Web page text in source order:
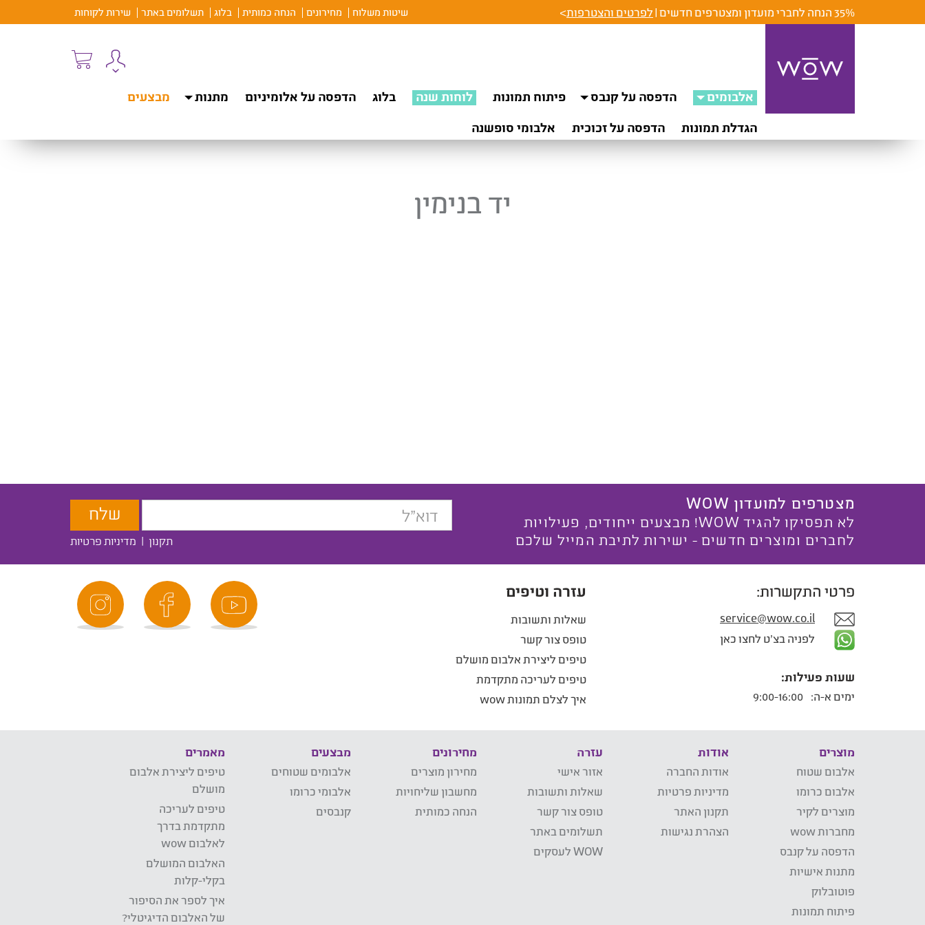
35% הנחה לחברי מועדון ומצטרפים חדשים | לפרטים והצטרפות> שיטות משלוח מחירונים הנחה כמותית בלוג תשלומים באתר שירות לקוחות
אלבומים הדפסה על קנבס פיתוח תמונות לוחות שנה בלוג הדפסה על אלומיניום מתנות
מבצעים
הגדלת תמונות
הדפסה על זכוכית אלבומי סופשנה
יד בנימין
מצטרפים למועדון WOW
לא תפסיקו להגיד WOW! מבצעים ייחודים, פעילויות
לחברים ומוצרים חדשים - ישירות לתיבת המייל שלכם
תקנון | מדיניות פרטיות
פרטי התקשרות:
service@wow.co.il
לפניה בצ'ט לחצו כאן
שעות פעילות:
ימים א-ה:
עזרה וטיפים
שאלות ותשובות
טופס צור קשר
טיפים ליצירת אלבום מושלם
טיפים לעריכה מתקדמת
איך לצלם תמונות wow
מוצרים
אלבום שטוח
אלבום כרומו
מוצרים לקיר
מחברות wow
הדפסה על קנבס
מתנות אישיות
פוטובלוק
פיתוח תמונות
אודות
אודות החברה
מדיניות פרטיות
תקנון האתר
הצהרת נגישות
עזרה
אזור אישי
שאלות ותשובות
טופס צור קשר
תשלומים באתר
WOW לעסקים
מחירונים
מחירון מוצרים
מחשבון שליחויות
הנחה כמותית
מבצעים
אלבומים שטוחים
אלבומי כרומו
קנבסים
מאמרים
טיפים ליצירת אלבום
מושלם
טיפים לעריכה
מתקדמת בדרך
לאלבום wow
האלבום המושלם
בקלי-קלות
איך לספר את הסיפור
של האלבום הדיגיטלי?